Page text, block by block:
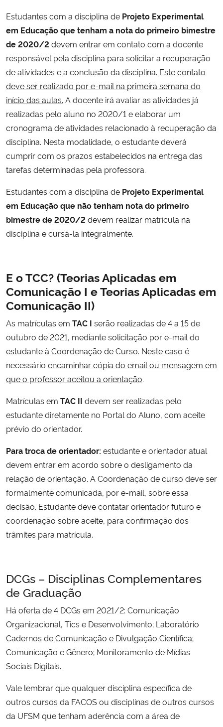
Estudantes com a disciplina de Projeto Experimental
em Educação que tenham a nota do primeiro bimestre
de 2020/2 devem entrar em contato com a docente
responsável pela disciplina para solicitar a recuperação
de atividades e a conclusão da disciplina. Este contato
deve ser realizado por e-mail na primeira semana do
início das aulas. A docente irá avaliar as atividades já
realizadas pelo aluno no 2020/1 e elaborar um
cronograma de atividades relacionado à recuperação da
disciplina. Nesta modalidade, o estudante deverá
cumprir com os prazos estabelecidos na entrega das
tarefas determinadas pela professora.
Estudantes com a disciplina de Projeto Experimental
em Educação que não tenham nota do primeiro
bimestre de 2020/2 devem realizar matrícula na
disciplina e cursá-la integralmente.
E o TCC? (Teorias Aplicadas em
Comunicação I e Teorias Aplicadas em
Comunicação II)
As matrículas em TAC I serão realizadas de 4 a 15 de
outubro de 2021, mediante solicitação por e-mail do
estudante à Coordenação de Curso. Neste caso é
necessário encaminhar cópia do email ou mensagem em
que o professor aceitou a orientação.
Matrículas em TAC II devem ser realizadas pelo
estudante diretamente no Portal do Aluno, com aceite
prévio do orientador.
Para troca de orientador: estudante e orientador atual
devem entrar em acordo sobre o desligamento da
relação de orientação. A Coordenação de curso deve ser
formalmente comunicada, por e-mail, sobre essa
decisão. Estudante deve contatar orientador futuro e
coordenação sobre aceite, para confirmação dos
trâmites para matrícula.
DCGs – Disciplinas Complementares
de Graduação
Há oferta de 4 DCGs em 2021/2: Comunicação
Organizacional, Tics e Desenvolvimento; Laboratório
Cadernos de Comunicação e Divulgação Científica;
Comunicação e Gênero; Monitoramento de Mídias
Sociais Digitais.
Vale lembrar que qualquer disciplina específica de
outros cursos da FACOS ou disciplinas de outros cursos
da UFSM que tenham aderência com a área de